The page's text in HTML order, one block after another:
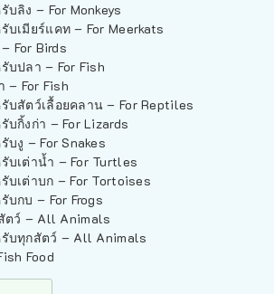
บลิง – For Monkeys
บเมียร์แคท – For Meerkats
For Birds
บปลา – For Fish
– For Fish
บสัตว์เลื้อยคลาน – For Reptiles
บกิ้งก่า – For Lizards
บงู – For Snakes
บเต่าน้ำ – For Turtles
บเต่าบก – For Tortoises
บกบ – For Frogs
ตว์ – All Animals
บทุกสัตว์ – All Animals
Food